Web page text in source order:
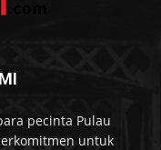
pecinta Pulau
untuk